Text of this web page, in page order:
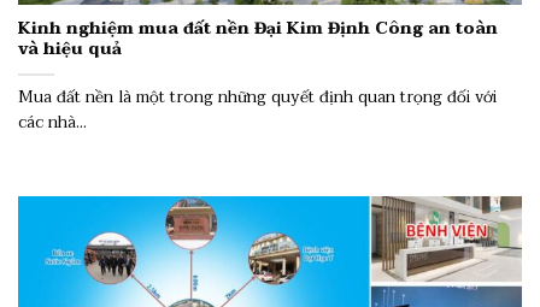
Kinh nghiệm mua đất nền Đại Kim Định Công an toàn
và hiệu quả
Mua đất nền là một trong những quyết định quan trọng đối với
các nhà...